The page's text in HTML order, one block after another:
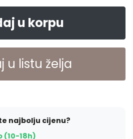
u korpu
u listu želja
najbolju cijenu?
(10-18h)